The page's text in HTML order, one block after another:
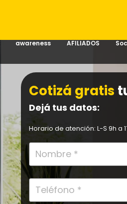
awareness AFILIADOS
Cotizá gratis
Dejá tus datos:
Horario de atención: L-S 9h a